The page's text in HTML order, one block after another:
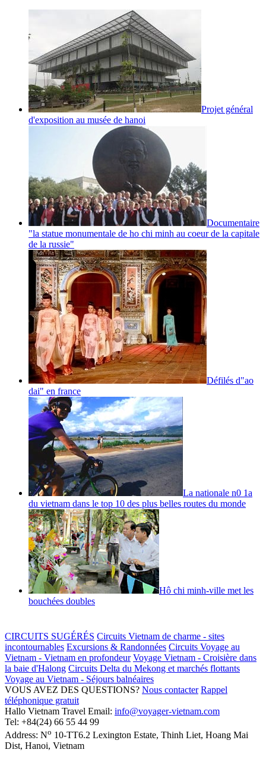
Projet général
d'exposition au musée de hanoi
Documentaire
"la statue monumentale de ho chi minh au coeur de la capitale
de la russie"
Défilés d"ao
dai" en france
La nationale n0 1a
du vietnam dans le top 10 des plus belles routes du monde
Hô chi minh-ville met les
bouchées doubles
CIRCUITS SUGÉRÉS Circuits Vietnam de charme - sites
incontournables Excursions & Randonnées Circuits Voyage au
Vietnam - Vietnam en profondeur Voyage Vietnam - Croisière dans
la baie d'Halong Circuits Delta du Mekong et marchés flottants
Voyage au Vietnam - Séjours balnéaires
VOUS AVEZ DES QUESTIONS? Nous contacter Rappel
téléphonique gratuit
Hallo Vietnam Travel Email: info@voyager-vietnam.com
Tel: +84(24) 66 55 44 99
Address: No 10-TT6.2 Lexington Estate, Thinh Liet, Hoang Mai
Dist, Hanoi, Vietnam